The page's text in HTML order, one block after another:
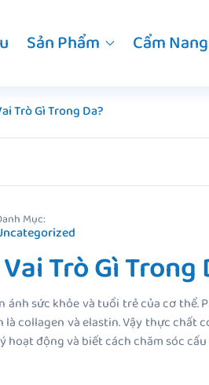
Sản Phẩm Cẩm Nang
Trò Gì Trong Da?
Mục:
Trò Gì Trong
sức khỏe và tuổi trẻ của cơ
collagen và elastin. Vậy thực
động và biết cách chăm sóc